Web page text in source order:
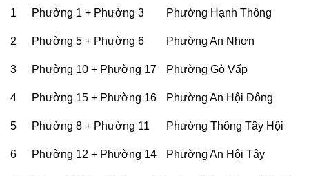
1 Phường 1 + Phường 3 Phường Hạnh Thông
2 Phường 5 + Phường 6 Phường An Nhơn
3 Phường 10 + Phường 17 Phường Gò Vấp
4 Phường 15 + Phường 16 Phường An Hội Đông
5 Phường 8 + Phường 11 Phường Thông Tây Hội
6 Phường 12 + Phường 14 Phường An Hội Tây